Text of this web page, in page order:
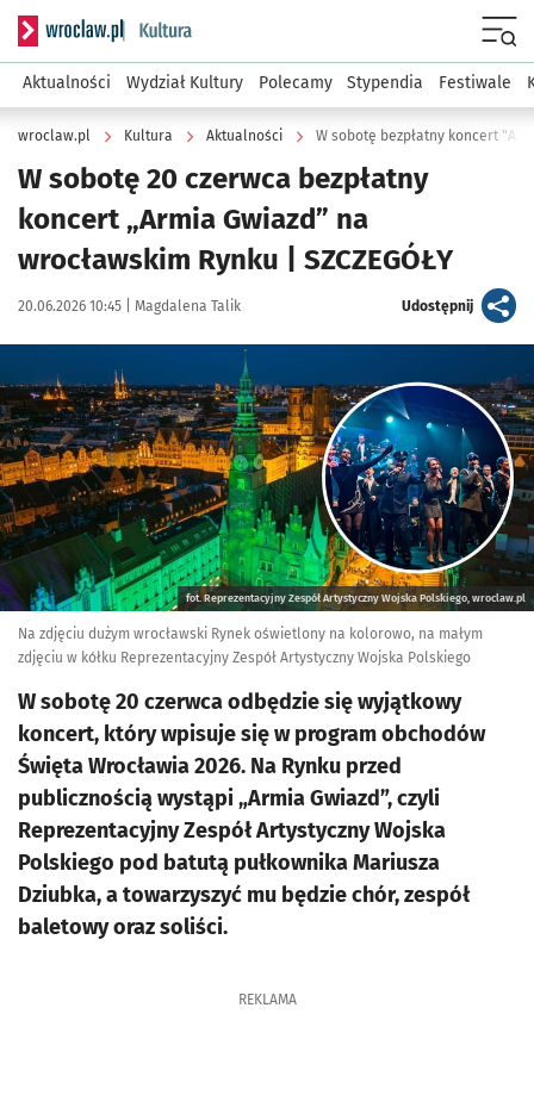
Serwis informacyjny wroclaw.pl podserwis: Kultura
Aktualności Wydział Kultury Polecamy Stypendia Festiwale
wroclaw.pl Kultura Aktualności W sobotę bezpłatny koncert
W sobotę 20 czerwca bezpłatny
koncert „Armia Gwiazd” na
wrocławskim Rynku | SZCZEGÓŁY
Data publikacji:
20.06.2026 10:45 | Autor:
Magdalena Talik Udostępnijartykuł
fot. Reprezentacyjny Zespół Artystyczny Wojska Polskiego, wroclaw.pl
Na zdjęciu dużym wrocławski Rynek oświetlony na kolorowo, na małym
zdjęciu w kółku Reprezentacyjny Zespół Artystyczny Wojska Polskiego
W sobotę 20 czerwca odbędzie się wyjątkowy
koncert, który wpisuje się w program obchodów
Święta Wrocławia 2026. Na Rynku przed
publicznością wystąpi „Armia Gwiazd”, czyli
Reprezentacyjny Zespół Artystyczny Wojska
Polskiego pod batutą pułkownika Mariusza
Dziubka, a towarzyszyć mu będzie chór, zespół
baletowy oraz soliści.
REKLAMA